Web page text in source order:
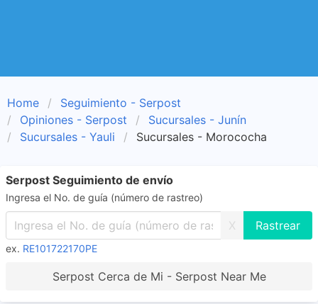
Home
Seguimiento - Serpost
Opiniones - Serpost
Sucursales - Junín
Sucursales - Yauli
Sucursales - Morococha
Serpost Seguimiento de envío
Ingresa el No. de guía (número de rastreo)
X
ex. RE101722170PE
Serpost Cerca de Mi - Serpost Near Me